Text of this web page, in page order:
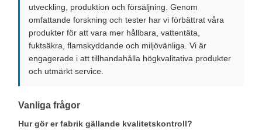
utveckling, produktion och försäljning. Genom
omfattande forskning och tester har vi förbättrat våra
produkter för att vara mer hållbara, vattentäta,
fuktsäkra, flamskyddande och miljövänliga. Vi är
engagerade i att tillhandahålla högkvalitativa produkter
och utmärkt service.
Vanliga frågor
Hur gör er fabrik gällande kvalitetskontroll?